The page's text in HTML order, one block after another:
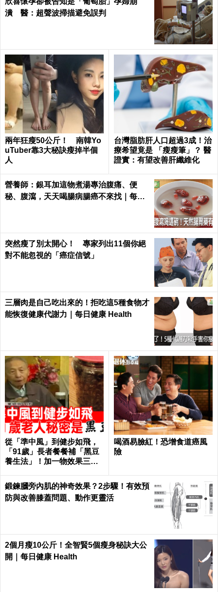
潰 醫：超聲波掃描避免誤判
兩年狂瘦50公斤！ 南韓Yo
uTuber靠3大秘訣瘦掉半個
人
台灣脂肪肝人口超過3成！治
療希望竟是 「瘦瘦筆」？ 醫
證實：有望改善肝纖維化
營養師：銀耳加這物煮湯專治腹痛、便
秘、腹瀉，天天喝腸病腸癌不來找｜每日
突然瘦了別太開心！ 專家列出11個你絕
對不能忽視的「癌症信號」
三層肉是自己吃出來的！拒吃這5種食物才
能恢復健康代謝力｜每日健康 Health
從「準中風」到健步如飛，
「91歲」長者餐餐補「黑豆
養生法」！加一物效果三級
喝酒易臉紅！恐增食道癌風
險
鍛鍊膕旁內肌的神奇效果？2步驟！有效預
防與改善膝蓋問題、動作更靈活
2個月瘦10公斤！全智賢5個瘦身秘訣大公
開｜每日健康 Health